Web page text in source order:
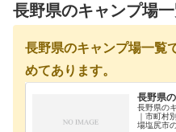
長野県のキャンプ場
長野県のキャンプ場一覧
めてあります。
長野県
長野県の
｜市町村
場塩尻市